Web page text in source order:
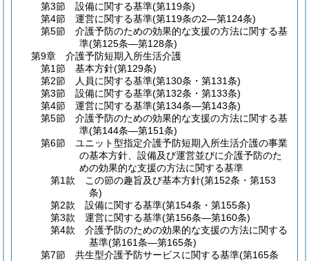
第3節
設備に関する基準(第119条)
第4節
運営に関する基準(第119条の2―第124条)
第5節
介護予防のための効果的な支援の方法に関する基
準(第125条―第128条)
第9章
介護予防短期入所生活介護
第1節
基本方針(第129条)
第2節
人員に関する基準(第130条・第131条)
第3節
設備に関する基準(第132条・第133条)
第4節
運営に関する基準(第134条―第143条)
第5節
介護予防のための効果的な支援の方法に関する基
準(第144条―第151条)
第6節
ユニット型指定介護予防短期入所生活介護の事業
の基本方針、設備及び運営並びに介護予防のた
めの効果的な支援の方法に関する基準
第1款
この節の趣旨及び基本方針(第152条・第153
条)
第2款
設備に関する基準(第154条・第155条)
第3款
運営に関する基準(第156条―第160条)
第4款
介護予防のための効果的な支援の方法に関する
基準(第161条―第165条)
第7節
共生型介護予防サービスに関する基準(第165条